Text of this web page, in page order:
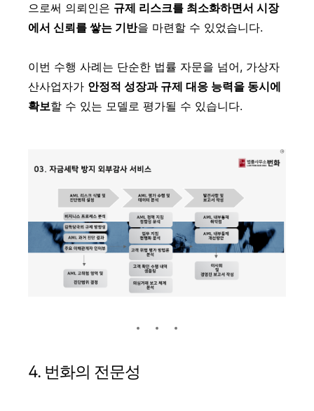
으로써 의뢰인은 규제 리스크를 최소화하면서 시장
에서 신뢰를 쌓는 기반을 마련할 수 있었습니다.
이번 수행 사례는 단순한 법률 자문을 넘어, 가상자
산사업자가 안정적 성장과 규제 대응 능력을 동시에
확보할 수 있는 모델로 평가될 수 있습니다.
4. 번화의 전문성